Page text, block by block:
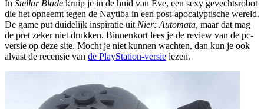
In Stellar Blade kruip je in de huid van Eve, een sexy gevechtsrobot
die het opneemt tegen de Naytiba in een post-apocalyptische wereld.
De game put duidelijk inspiratie uit Nier: Automata, maar dat mag
de pret zeker niet drukken. Binnenkort lees je de review van de pc-
versie op deze site. Mocht je niet kunnen wachten, dan kun je ook
alvast de recensie van de PlayStation-versie lezen.